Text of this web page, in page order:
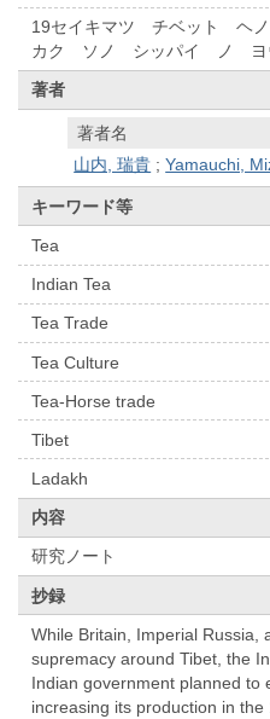
19セイキマツ チベット ヘ
カク ソノ シッパイ ノ ヨ
著者
著者名
山内, 瑞貴 ;Yamauchi,
キーワード等
Tea
Indian Tea
Tea Trade
Tea Culture
Tea-Horse trade
Tibet
Ladakh
内容
研究ノート
抄録
While Britain, Imperial Russia,
supremacy around Tibet, the
Indian government planned to
increasing its production in